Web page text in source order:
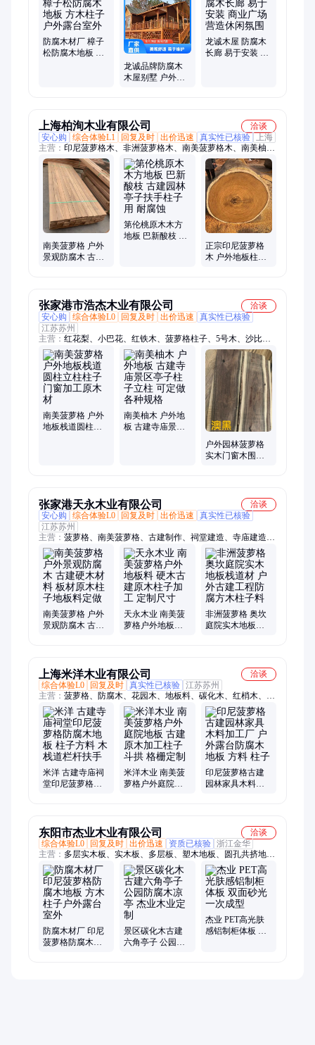
防腐木材厂 樟子
松防腐木地板 方
龙诚品牌防腐木
木屋别墅 户外室
龙诚木屋 防腐木
长廊 易于安装 商
上海柏洵木业有限公司
洽谈
安心购
综合体验L1 回复及时 出价迅速 真实性已核验
上海
主营： 印尼菠萝格木、非洲菠萝格木、南美菠萝格木、南美柚
木、非洲柚木、金丝柚木、缅甸柚木、巴劳木、柳桉木、山樟
木、梢木、巴蒂木、红铁木、坞墩木、唐木、银口木
南美菠萝格 户外
景观防腐木 古建
第伦桃原木木方
地板 巴新酸枝 古
正宗印尼菠萝格
木 户外地板柱子
张家港市浩杰木业有限公司
洽谈
安心购
综合体验L0 回复及时 出价迅速
真实性已核验
江苏苏州
主营： 红花梨、小巴花、红铁木、菠萝格柱子、5号木、沙比
利、奥坎、塔立、鸡翅、巴蒂、绿柄桑、红樱桃、柚木王、紫心
木、菠萝格、大比马、南美柚木、黑檀、乌木、蛇纹木、微凹黄
檀、绒毛黄檀、厚瓣乌木、血檀、非洲小叶紫檀、军刀豆
南美菠萝格 户外
地板栈道圆柱立
南美柚木 户外地
板 古建寺庙景区
户外园林菠萝格
实木门窗木围栏
张家港天永木业有限公司
洽谈
安心购
综合体验L0 回复及时 出价迅速
真实性已核验
江苏苏州
主营： 菠萝格、南美菠萝格、古建制作、祠堂建造、寺庙建造、
古建木材
南美菠萝格 户外
景观防腐木 古建
天永木业 南美菠
萝格户外地板料
非洲菠萝格 奥坎
庭院实木地板栈
上海米洋木业有限公司
洽谈
综合体验L0
回复及时 真实性已核验 江苏苏州
主营： 菠萝格、防腐木、花园木、地板料、碳化木、红梢木、木
廊架、芬兰木、木板材、山樟木、巴劳木、凉亭料、银口木、柳
桉木、黄柳桉、家具材、景观材、红雪松、唐木、柚木
米洋 古建寺庙祠
堂印尼菠萝格防
米洋木业 南美菠
萝格户外庭院地
印尼菠萝格古建
园林家具木料加
东阳市杰业木业有限公司
洽谈
综合体验L0
回复及时 出价迅速 资质已核验 浙江金华
主营： 多层实木板、实木板、多层板、塑木地板、圆孔共挤地
板、共挤防腐木地板、木塑地板、防腐共挤塑木地板、户外共挤
地板、共挤地板、防腐木地板、景观实木地板、实木免漆板、免
漆板、防火板、欧松板、进口欧松板、定向刨花板、刨花板、木
塑板、装饰挂板、实心塑木板、塑木花箱、花旗松防腐木木材、
柳桉木防腐木板
防腐木材厂 印尼
菠萝格防腐木地
景区碳化木古建
六角亭子 公园防
杰业 PET高光肤
感铝制柜体板 双